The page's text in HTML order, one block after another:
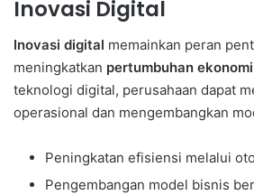
Inovasi Digital
Inovasi digital memainkan peran
meningkatkan pertumbuhan ekonomi
teknologi digital, perusahaan dapat
operasional dan mengembangkan
Peningkatan efisiensi melalui
Pengembangan model bisnis